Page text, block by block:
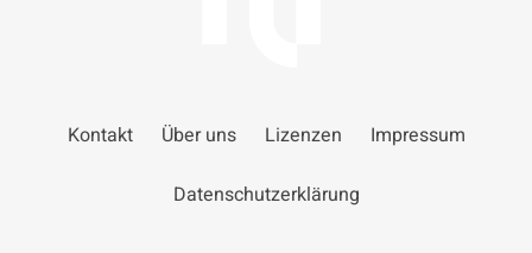
Kontakt Über uns Lizenzen Impressum
Datenschutzerklärung